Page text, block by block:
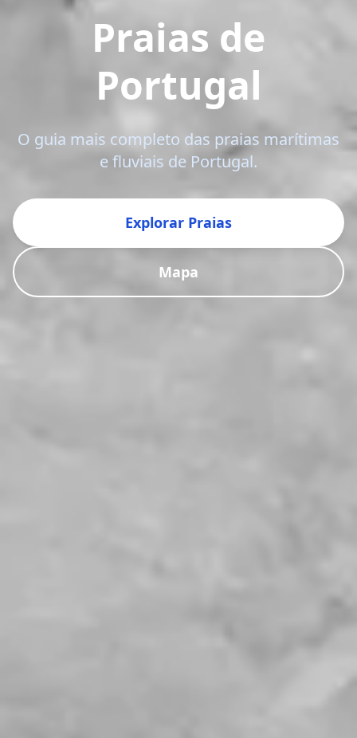
Praias de
Portugal
O guia mais completo das praias marítimas
e fluviais de Portugal.
Explorar Praias
Mapa